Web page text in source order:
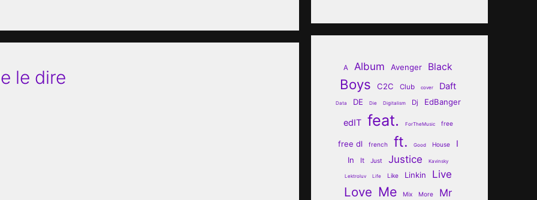
le dire A Album Avenger Black
Boys C2C Club cover Daft
Data DE Die Digitalism Dj EdBanger
edIT feat. ForTheMusic free
free dl french ft. Good House I
In It Just Justice Kavinsky
Lektroluv Life Like Linkin Live
Love Me Mix More Mr